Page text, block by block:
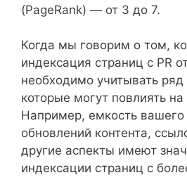
(PageRank) — от 3 до 7.
Когда мы говорим о том,
индексация страниц с PR
необходимо учитывать ряд
которые могут повлиять на
Например, емкость вашего
обновлений контента,
другие аспекты имеют
индексации страниц с